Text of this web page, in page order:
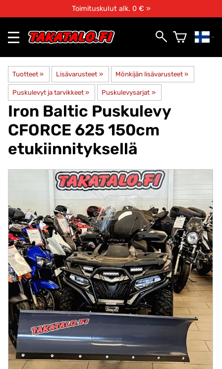
Toimituskulut alk. 0 € »
Tuotteet ‪» Lisävarusteet ‪» Mönkijän lisävarusteet ‪»
Puskulevyt ja tarvikkeet ‪» Puskulevysarjat ‪»
Iron Baltic Puskulevy
CFORCE 625 150cm
etukiinnityksellä